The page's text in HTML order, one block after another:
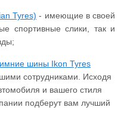
Tyres) - имеющие в своей
спортивные слики, так и
шины Ikon Tyres
сотрудниками. Исходя
и вашего стиля
подберут вам лучший